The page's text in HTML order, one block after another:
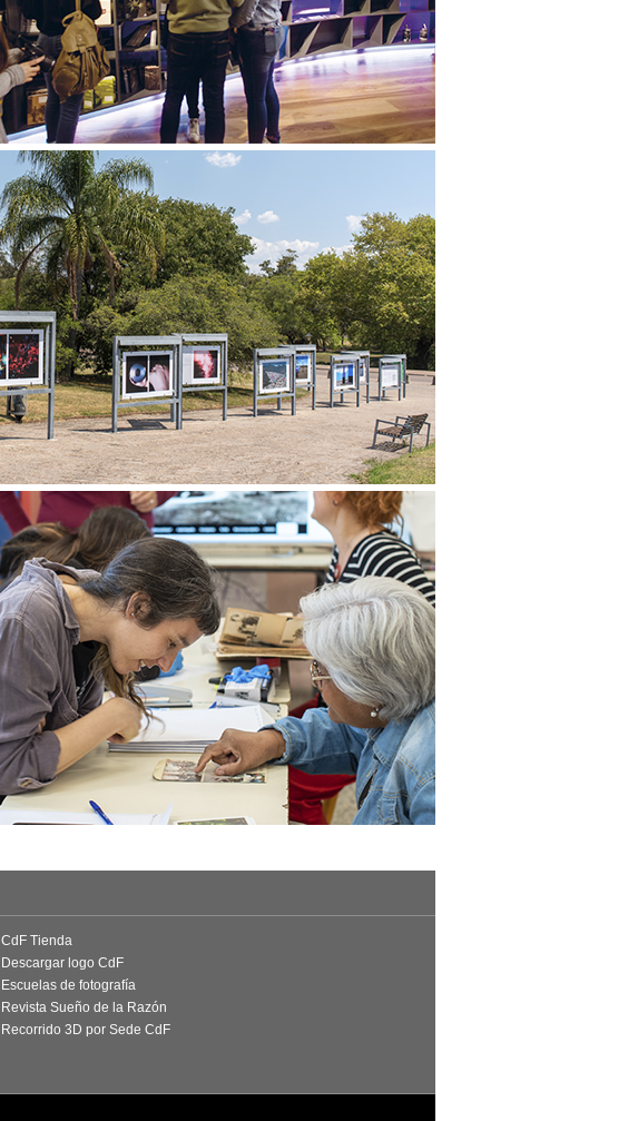
CdF Tienda
Descargar logo CdF
Escuelas de fotografía
Revista Sueño de la Razón
Recorrido 3D por Sede CdF